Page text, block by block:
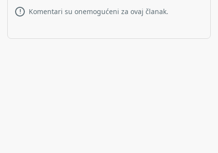
! Komentari su onemogućeni za ovaj članak.